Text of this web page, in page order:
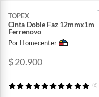
TOPEX
Cinta Doble Faz 12mmx1m
Ferrenovo
Por Homecenter
$ 20.900
(6)